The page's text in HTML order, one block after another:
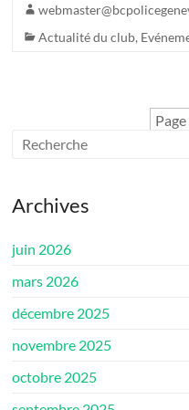
Actualité du club,
Archives
juin 2026
mars 2026
décembre 2025
novembre 2025
octobre 2025